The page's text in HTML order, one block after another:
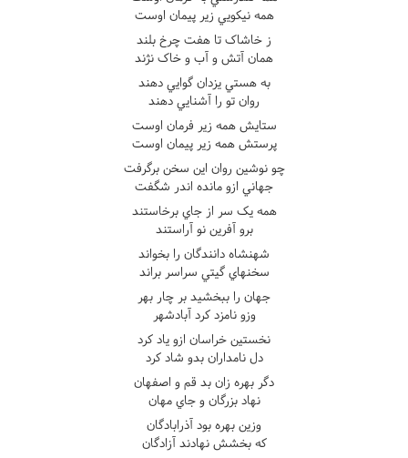
همه نيکويي زير پيمان اوست
ز خاشاک تا هفت چرخ بلند
همان آتش و آب و خاک نژند
به هستي يزدان گوايي دهند
روان تو را آشنايي دهند
ستايش همه زير فرمان اوست
پرستش همه زير پيمان اوست
چو نوشين روان اين سخن برگرفت
جهاني ازو مانده اندر شگفت
همه يک سر از جاي برخاستند
برو آفرين نو آراستند
شهنشاه دانندگان را بخواند
سخنهاي گيتي سراسر براند
جهان را ببخشيد بر چار بهر
وزو نامزد کرد آبادشهر
نخستين خراسان ازو ياد کرد
دل نامداران بدو شاد کرد
دگر بهره زان بد قم و اصفهان
نهاد بزرگان و جاي مهان
وزين بهره بود آذرابادگان
که بخشش نهادند آزادگان